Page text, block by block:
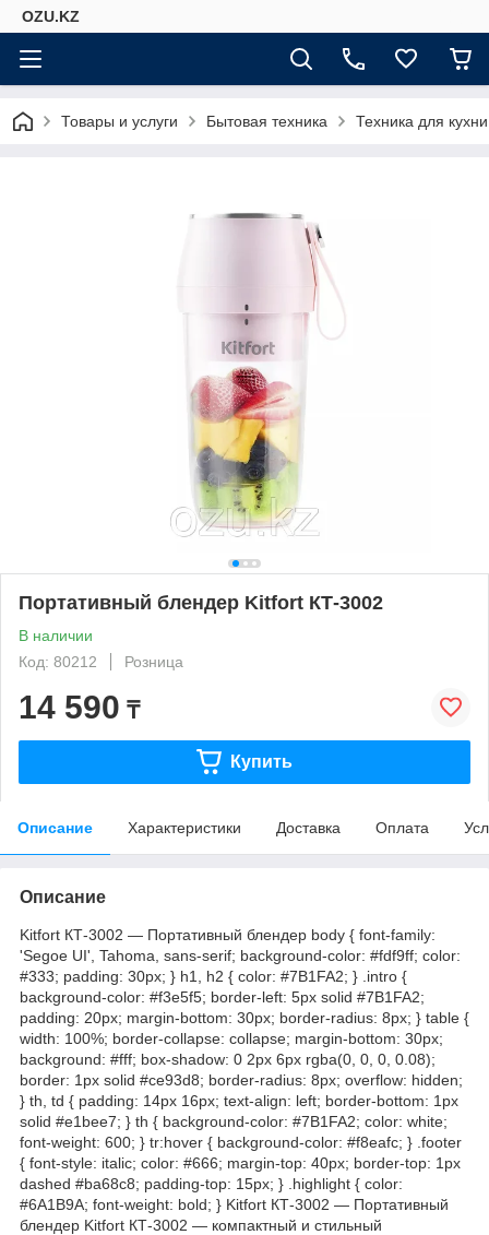
OZU.KZ
Товары и услуги Бытовая техника Техника для кухни
Портативный блендер Kitfort КТ-3002
В наличии
Код: 80212
Розница
14 590 ₸
Купить
Описание Характеристики Доставка Оплата
Описание
Kitfort КТ-3002 — Портативный блендер body { font-family:
'Segoe UI', Tahoma, sans-serif; background-color: #fdf9ff; color:
#333; padding: 30px; } h1, h2 { color: #7B1FA2; } .intro {
background-color: #f3e5f5; border-left: 5px solid #7B1FA2;
padding: 20px; margin-bottom: 30px; border-radius: 8px; } table {
width: 100%; border-collapse: collapse; margin-bottom: 30px;
background: #fff; box-shadow: 0 2px 6px rgba(0, 0, 0, 0.08);
border: 1px solid #ce93d8; border-radius: 8px; overflow: hidden;
} th, td { padding: 14px 16px; text-align: left; border-bottom: 1px
solid #e1bee7; } th { background-color: #7B1FA2; color: white;
font-weight: 600; } tr:hover { background-color: #f8eafc; } .footer
{ font-style: italic; color: #666; margin-top: 40px; border-top: 1px
dashed #ba68c8; padding-top: 15px; } .highlight { color:
#6A1B9A; font-weight: bold; } Kitfort КТ-3002 — Портативный
блендер Kitfort КТ-3002 — компактный и стильный